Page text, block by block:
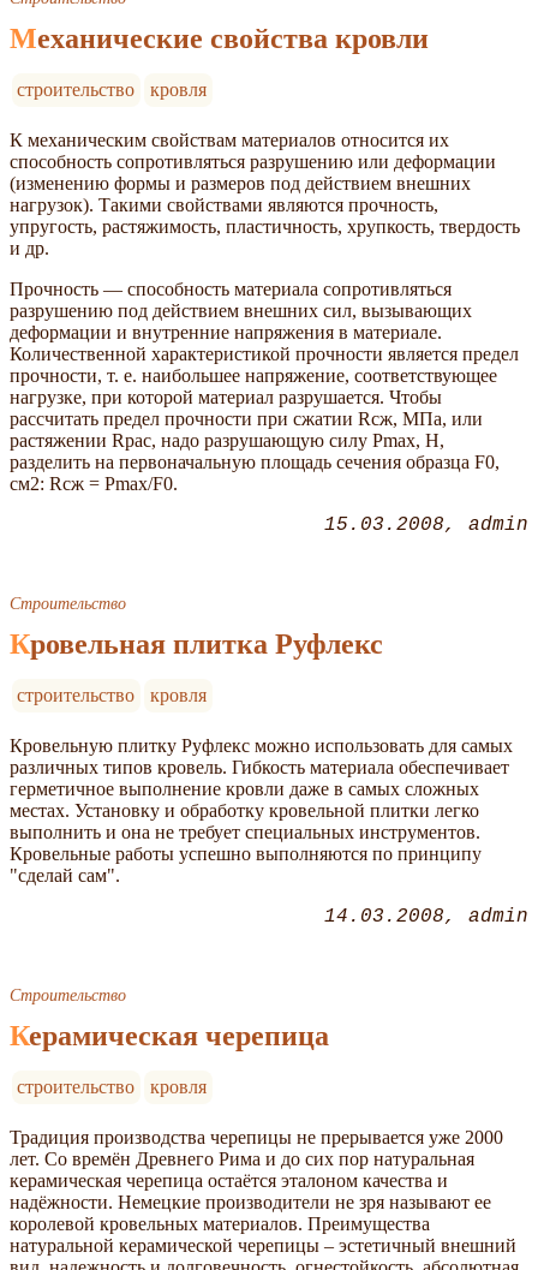
Механические свойства кровли
строительство кровля
К механическим свойствам материалов относится их
способность сопротивляться разрушению или деформации
(изменению формы и размеров под действием внешних
нагрузок). Такими свойствами являются прочность,
упругость, растяжимость, пластичность, хрупкость, твердость
и др.
Прочность — способность материала сопротивляться
разрушению под действием внешних сил, вызывающих
деформации и внутренние напряжения в материале.
Количественной характеристикой прочности является предел
прочности, т. е. наибольшее напряжение, соответствующее
нагрузке, при которой материал разрушается. Чтобы
рассчитать предел прочности при сжатии Rсж, МПа, или
растяжении Rрас, надо разрушающую силу Pmax, Н,
разделить на первоначальную площадь сечения образца F0,
см2: Rсж = Pmax/F0.
15.03.2008 admin
Строительство
Кровельная плитка Руфлекс
строительство кровля
Кровельную плитку Руфлекс можно использовать для самых
различных типов кровель. Гибкость материала обеспечивает
герметичное выполнение кровли даже в самых сложных
местах. Установку и обработку кровельной плитки легко
выполнить и она не требует специальных инструментов.
Кровельные работы успешно выполняются по принципу
"сделай сам".
14.03.2008 admin
Строительство
Керамическая черепица
строительство кровля
Традиция производства черепицы не прерывается уже 2000
лет. Со времён Древнего Рима и до сих пор натуральная
керамическая черепица остаётся эталоном качества и
надёжности. Немецкие производители не зря называют ее
королевой кровельных материалов. Преимущества
натуральной керамической черепицы – эстетичный внешний